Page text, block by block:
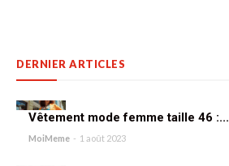
DERNIER ARTICLES
Vêtement mode femme taille 46 :...
MoiMeme - 1 août 2023